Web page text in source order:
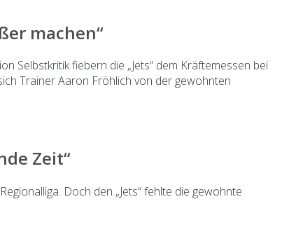
machen“
Selbstkritik fiebern die „Jets“ dem Kräftemessen bei
Trainer Aaron Fröhlich von der gewohnten
Zeit“
Doch den „Jets“ fehlte die gewohnte